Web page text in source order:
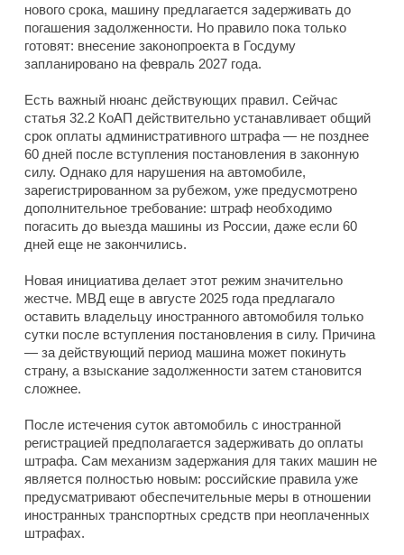
нового срока, машину предлагается задерживать до
погашения задолженности. Но правило пока только
готовят: внесение законопроекта в Госдуму
запланировано на февраль 2027 года.
Есть важный нюанс действующих правил. Сейчас
статья 32.2 КоАП действительно устанавливает общий
срок оплаты административного штрафа — не позднее
60 дней после вступления постановления в законную
силу. Однако для нарушения на автомобиле,
зарегистрированном за рубежом, уже предусмотрено
дополнительное требование: штраф необходимо
погасить до выезда машины из России, даже если 60
дней еще не закончились.
Новая инициатива делает этот режим значительно
жестче. МВД еще в августе 2025 года предлагало
оставить владельцу иностранного автомобиля только
сутки после вступления постановления в силу. Причина
— за действующий период машина может покинуть
страну, а взыскание задолженности затем становится
сложнее.
После истечения суток автомобиль с иностранной
регистрацией предполагается задерживать до оплаты
штрафа. Сам механизм задержания для таких машин не
является полностью новым: российские правила уже
предусматривают обеспечительные меры в отношении
иностранных транспортных средств при неоплаченных
штрафах.